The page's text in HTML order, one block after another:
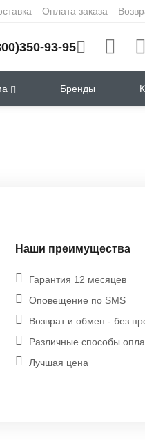
Оплата заказа
93-95
Бренды
Наши преимущества
Гарантия 12 месяцев
Оповещение по SMS
Возврат и обмен - без
Различные способы
Лучшая цена